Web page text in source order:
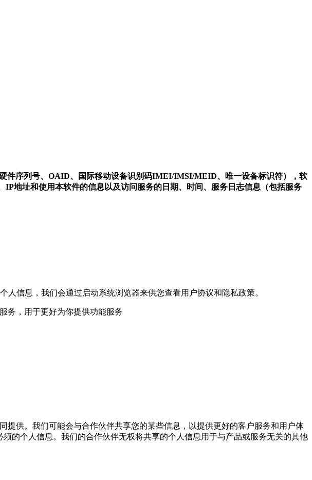
件序列号、OAID、国际移动设备识别码IMEI/IMSI/MEID、唯一设备标识符），软
地址和使用本软件的信息以及访问服务的日期、时间、服务日志信息（包括服务
信息，我们会通过启动系统浏览器来供您查看用户协议和隐私政策。
务，用于更好为你提供功能服务
提供。我们可能会与合作伙伴共享您的某些信息，以提供更好的客户服务和用户体
的个人信息。我们的合作伙伴无权将共享的个人信息用于与产品或服务无关的其他